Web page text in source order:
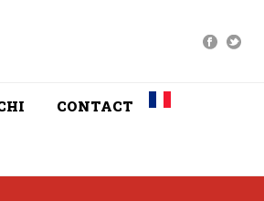
CONTACT